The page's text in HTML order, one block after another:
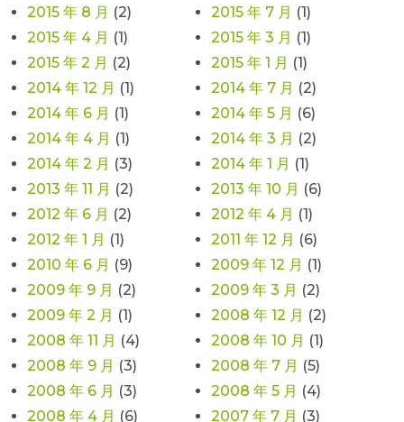
2015 年 8 月 (2) 2015 年 7 月 (1)
2015 年 4 月 (1) 2015 年 3 月 (1)
2015 年 2 月 (2) 2015 年 1 月 (1)
2014 年 12 月 (1) 2014 年 7 月 (2)
2014 年 6 月 (1) 2014 年 5 月 (6)
2014 年 4 月 (1) 2014 年 3 月 (2)
2014 年 2 月 (3) 2014 年 1 月 (1)
2013 年 11 月 (2) 2013 年 10 月 (6)
2012 年 6 月 (2) 2012 年 4 月 (1)
2012 年 1 月 (1) 2011 年 12 月 (6)
2010 年 6 月 (9) 2009 年 12 月 (1)
2009 年 9 月 (2) 2009 年 3 月 (2)
2009 年 2 月 (1) 2008 年 12 月 (2)
2008 年 11 月 (4) 2008 年 10 月 (1)
2008 年 9 月 (3) 2008 年 7 月 (5)
2008 年 6 月 (3) 2008 年 5 月 (4)
2008 年 4 月 (6) 2007 年 7 月 (3)